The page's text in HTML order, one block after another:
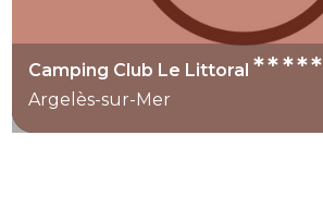
Camping Club Le Littoral*****
Argelès-sur-Mer